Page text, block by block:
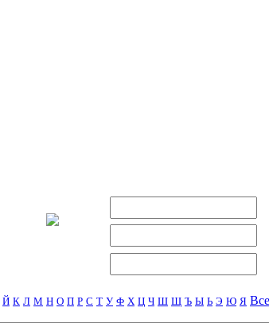
Й К Л М Н О П Р С Т У Ф Х Ц Ч Ш Щ Ъ Ы Ь Э Ю Я Все